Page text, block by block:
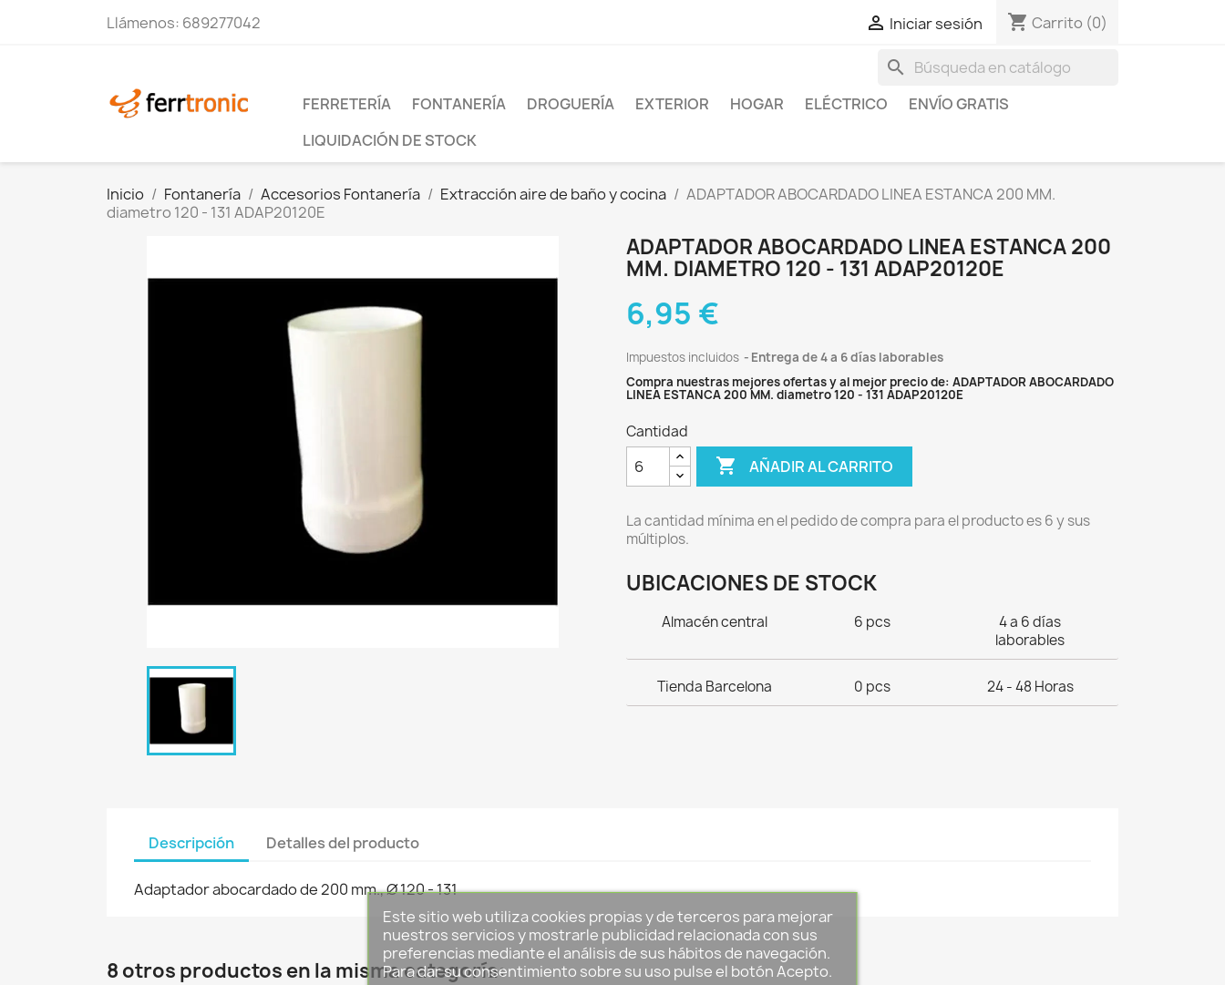
Llámenos: 689277042  Iniciar sesión shopping_cart Carrito (0)
search
FERRETERÍA FONTANERÍA DROGUERÍA EXTERIOR HOGAR ELÉCTRICO
ENVÍO GRATIS
LIQUIDACIÓN DE STOCK
Inicio Fontanería Accesorios Fontanería Extracción aire de baño y cocina
ADAPTADOR ABOCARDADO LINEA ESTANCA 200 MM.
diametro 120 - 131 ADAP20120E
ADAPTADOR ABOCARDADO LINEA ESTANCA 200
MM. DIAMETRO 120 - 131 ADAP20120E
6,95 €
Impuestos incluidos
Entrega de 4 a 6 días laborables
Compra nuestras mejores ofertas y al mejor precio de: ADAPTADOR ABOCARDADO
LINEA ESTANCA 200 MM. diametro 120 - 131 ADAP20120E
Cantidad
 AÑADIR AL CARRITO
La cantidad mínima en el pedido de compra para el producto es 6 y sus
múltiplos.
UBICACIONES DE STOCK
Almacén central 6 pcs
4 a 6 días
laborables
Tienda Barcelona 0 pcs 24 - 48 Horas
Descripción Detalles del producto
Adaptador abocardado de 200 mm., Ø 120 - 131
8 otros productos en la misma categoría:
Este sitio web utiliza cookies propias y de terceros para mejorar
nuestros servicios y mostrarle publicidad relacionada con sus
preferencias mediante el análisis de sus hábitos de navegación.
Para dar su consentimiento sobre su uso pulse el botón Acepto.